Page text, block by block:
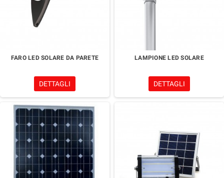
FARO LED SOLARE DA PARETE
DETTAGLI
LAMPIONE LED SOLARE
DETTAGLI